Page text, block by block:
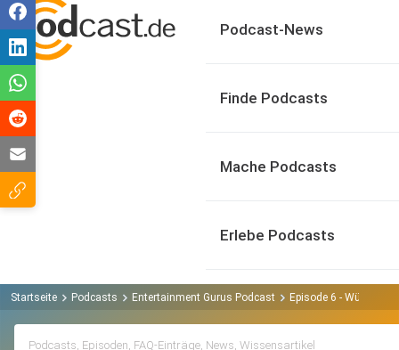
Podcast-News
Finde Podcasts
Mache Podcasts
Erlebe Podcasts
Startseite Podcasts Entertainment Gurus Podcast Episode 6 - Würdest